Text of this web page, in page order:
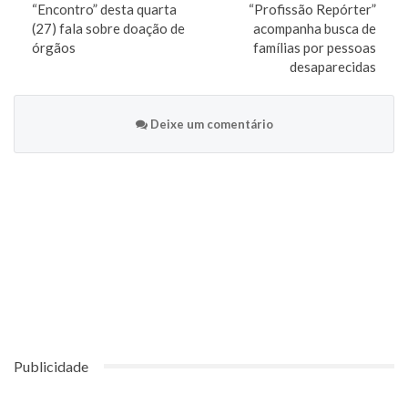
“Encontro” desta quarta
(27) fala sobre doação de
órgãos
“Profissão Repórter”
acompanha busca de
famílias por pessoas
desaparecidas
Deixe um comentário
Publicidade